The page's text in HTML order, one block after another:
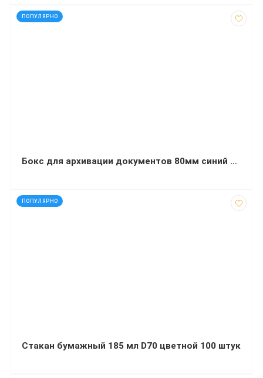
ПОПУЛЯРНО
код: 1758
Бокс для архивации документов 80мм синий Buromax (UA)
ПОПУЛЯРНО
код: 12910
Стакан бумажный 185 мл D70 цветной 100 штук